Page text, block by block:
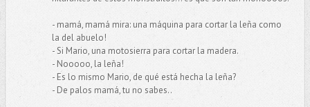
- mamá, mamá mira: una máquina para cortar la leña como
la del abuelo!
- Si Mario, una motosierra para cortar la madera.
- Nooooo, la leña!
- Es lo mismo Mario, de qué está hecha la leña?
- De palos mamá, tu no sabes..